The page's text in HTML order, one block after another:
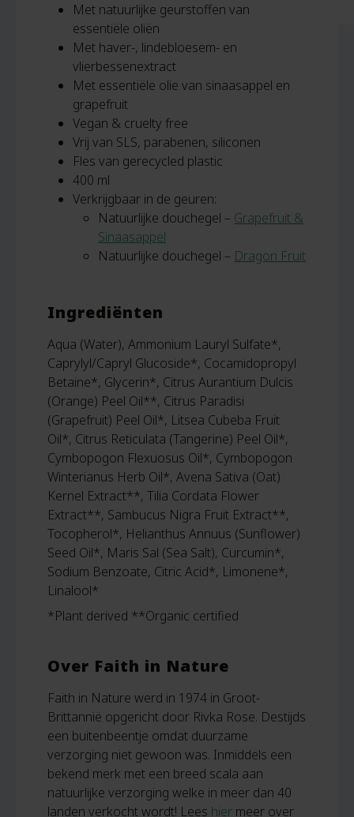
Met natuurlijke geurstoffen van
essentiële oliën
Met haver-, lindebloesem- en
vlierbessenextract
Met essentiële olie van sinaasappel en
grapefruit
Vegan & cruelty free
Vrij van SLS, parabenen, siliconen
Fles van gerecycled plastic
400 ml
Verkrijgbaar in de geuren:
Natuurlijke douchegel – Grapefruit &
Sinaasappel
Natuurlijke douchegel – Dragon Fruit
Ingrediënten
Aqua (Water), Ammonium Lauryl Sulfate*,
Caprylyl/Capryl Glucoside*, Cocamidopropyl
Betaine*, Glycerin*, Citrus Aurantium Dulcis
(Orange) Peel Oil**, Citrus Paradisi
(Grapefruit) Peel Oil*, Litsea Cubeba Fruit
Oil*, Citrus Reticulata (Tangerine) Peel Oil*,
Cymbopogon Flexuosus Oil*, Cymbopogon
Winterianus Herb Oil*, Avena Sativa (Oat)
Kernel Extract**, Tilia Cordata Flower
Extract**, Sambucus Nigra Fruit Extract**,
Tocopherol*, Helianthus Annuus (Sunflower)
Seed Oil*, Maris Sal (Sea Salt), Curcumin*,
Sodium Benzoate, Citric Acid*, Limonene*,
Linalool*
*Plant derived **Organic certified
Over Faith in Nature
Faith in Nature werd in 1974 in Groot-
Brittannië opgericht door Rivka Rose. Destijds
een buitenbeentje omdat duurzame
verzorging niet gewoon was. Inmiddels een
bekend merk met een breed scala aan
natuurlijke verzorging welke in meer dan 40
landen verkocht wordt! Lees hier meer over